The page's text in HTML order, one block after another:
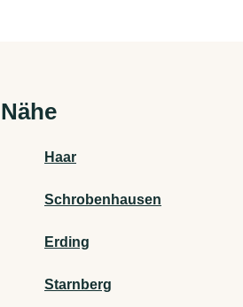
Haar
Schrobenhausen
Erding
Starnberg